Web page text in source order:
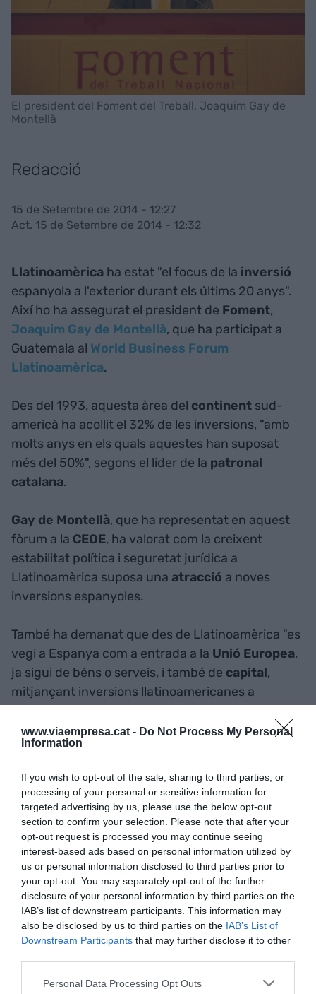
www.viaempresa.cat - Do Not Process My Personal
Information
If you wish to opt-out of the sale, sharing to third parties, or
processing of your personal or sensitive information for
targeted advertising by us, please use the below opt-out
section to confirm your selection. Please note that after your
opt-out request is processed you may continue seeing
interest-based ads based on personal information utilized by
us or personal information disclosed to third parties prior to
your opt-out. You may separately opt-out of the further
disclosure of your personal information by third parties on the
IAB’s list of downstream participants. This information may
also be disclosed by us to third parties on the IAB’s List of
Downstream Participants that may further disclose it to other
Personal Data Processing Opt Outs
El president del Foment del Treball, Joaquim Gay de
Montellà
Redacció
15 de Setembre de 2014 - 12:27
Act. 15 de Setembre de 2014 - 12:32
Llatinoamèrica ha estat "el focus de la inversió
espanyola a l'exterior durant els últims 20 anys".
Així ho ha assegurat el president de Foment,
Joaquim Gay de Montellà, que ha participat a
Guatemala al World Business Forum
Llatinoamèrica.
Des del 1993, aquesta àrea del continent sud-
americà ha acollit el 32% de les inversions, "amb
molts anys en els quals aquestes han suposat
més del 50%", segons el líder de la patronal
catalana.
Gay de Montellà, que ha representat en aquest
fòrum a la CEOE, ha valorat com la creixent
estabilitat política i seguretat jurídica a
Llatinoamèrica suposa una atracció a noves
inversions espanyoles.
També ha demanat que des de Llatinoamèrica "es
vegi a Espanya com a entrada a la Unió Europea,
ja sigui de béns o serveis, i també de capital,
mitjançant inversions llatinoamericanes a
ElWorld Business Fòrum Llatinoamèrica
industrial llatinoamericà com el referent i líder del
món empresarial de Llatinoamèrica.
AfegirVIA Empresacom a font preferida de
Google de forma gratuïta
Estigues informat amb les últimes notícies d'actualitat
ACTIVAR ARA